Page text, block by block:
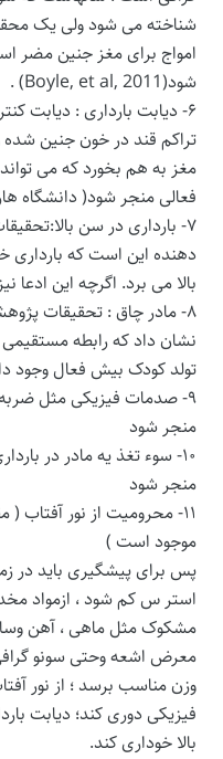
شناخته می شود ولی یک
امواج برای مغز جنین مضر
شود(Boyle, et al, 2011) .
۶- دیابت بارداری : دیابت
تراکم قند در خون جنین
مغز به هم بخورد که می
فعالی منجر شود( دانشگاه
۷- بارداری در سن
دهنده این است که بارداری
بالا می برد. اگرچه این ادعا
۸- مادر چاق : تحقیقات
نشان داد که رابطه مستقیمی
تولد کودک بیش فعال وجود
۹- صدمات فیزیکی مثل
منجر شود
۱۰- سوء تغذ یه مادر در
منجر شود
۱۱- محرومیت از نور آفتاب
موجود است )
پس برای پیشگیری باید در
استر س کم شود ، ازمواد
مشکوک مثل ماهی ، آهن
معرض اشعه وحتی سونو گرافی
وزن مناسب برسد ؛ از نور
فیزیکی دوری کند؛ دیابت
بالا خوداری کند.